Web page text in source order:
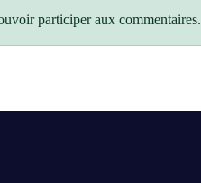
participer aux commentaires.